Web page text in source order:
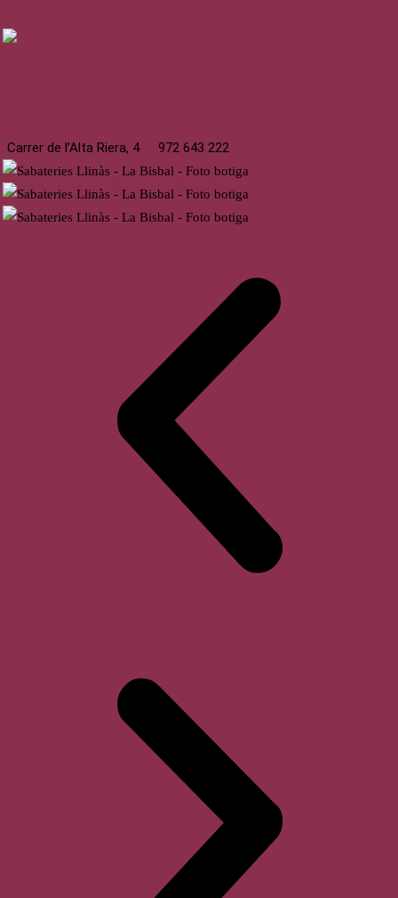
Carrer de l’Alta Riera, 4 972 643 222